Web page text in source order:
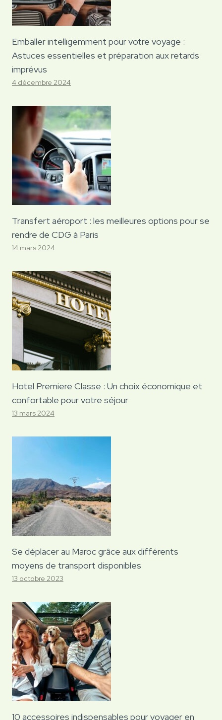
Emballer intelligemment pour votre voyage :
Astuces essentielles et préparation aux retards
imprévus
4 décembre 2024
Transfert aéroport : les meilleures options pour se
rendre de CDG à Paris
14 mars 2024
Hotel Premiere Classe : Un choix économique et
confortable pour votre séjour
13 mars 2024
Se déplacer au Maroc grâce aux différents
moyens de transport disponibles
13 octobre 2023
10 accessoires indispensables pour voyager en